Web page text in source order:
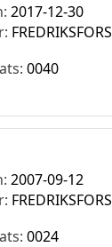
2017-12-30
FREDRIKSFORS
0040
2007-09-12
FREDRIKSFORS
0024